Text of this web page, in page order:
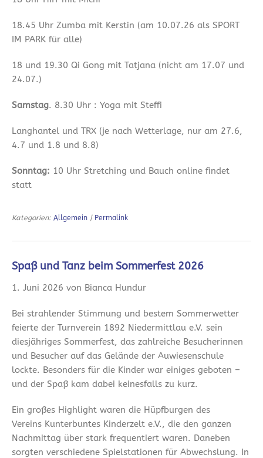
18.45 Uhr Zumba mit Kerstin (am 10.07.26 als SPORT
IM PARK für alle)
18 und 19.30 Qi Gong mit Tatjana (nicht am 17.07 und
24.07.)
Samstag. 8.30 Uhr : Yoga mit Steffi
Langhantel und TRX (je nach Wetterlage, nur am 27.6,
4.7 und 1.8 und 8.8)
Sonntag: 10 Uhr Stretching und Bauch online findet
statt
Kategorien: Allgemein | Permalink
Spaß und Tanz beim Sommerfest 2026
1. Juni 2026 von Bianca Hundur
Bei strahlender Stimmung und bestem Sommerwetter
feierte der Turnverein 1892 Niedermittlau e.V. sein
diesjähriges Sommerfest, das zahlreiche Besucherinnen
und Besucher auf das Gelände der Auwiesenschule
lockte. Besonders für die Kinder war einiges geboten –
und der Spaß kam dabei keinesfalls zu kurz.
Ein großes Highlight waren die Hüpfburgen des
Vereins Kunterbuntes Kinderzelt e.V., die den ganzen
Nachmittag über stark frequentiert waren. Daneben
sorgten verschiedene Spielstationen für Abwechslung. In